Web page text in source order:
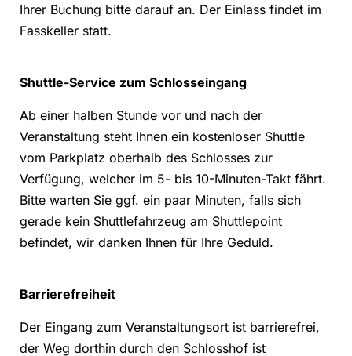
Ihrer Buchung bitte darauf an. Der Einlass findet im
Fasskeller statt.
Shuttle-Service zum Schlosseingang
Ab einer halben Stunde vor und nach der
Veranstaltung steht Ihnen ein kostenloser Shuttle
vom Parkplatz oberhalb des Schlosses zur
Verfügung, welcher im 5- bis 10-Minuten-Takt fährt.
Bitte warten Sie ggf. ein paar Minuten, falls sich
gerade kein Shuttlefahrzeug am Shuttlepoint
befindet, wir danken Ihnen für Ihre Geduld.
Barrierefreiheit
Der Eingang zum Veranstaltungsort ist barrierefrei,
der Weg dorthin durch den Schlosshof ist